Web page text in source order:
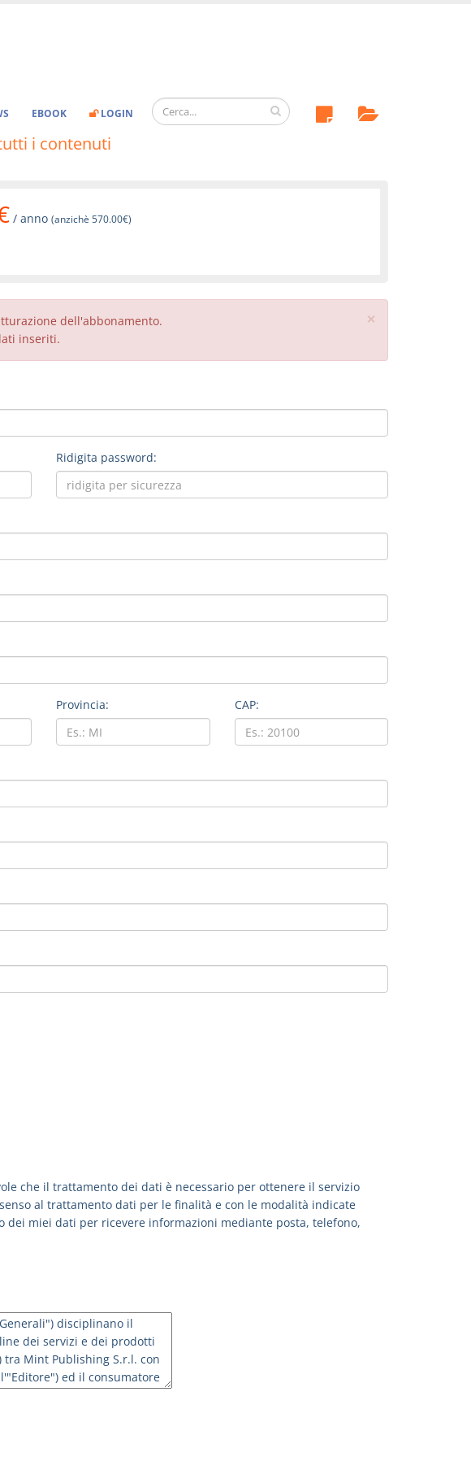
EBOOK LOGIN
i contenuti
/ anno (anzichè 570.00€)
×
dell'abbonamento.
inseriti.
Ridigita password:
Provincia: CAP:
che il trattamento dei dati è necessario per ottenere il servizio
al trattamento dati per le finalità e con le modalità indicate
miei dati per ricevere informazioni mediante posta, telefono,